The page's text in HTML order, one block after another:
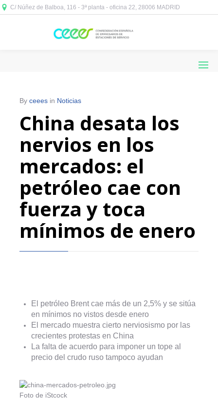
C/ Núñez de Balboa, 116 - 3ª planta - oficina 22, 28006 MADRID
By ceees in Noticias
China desata los
nervios en los
mercados: el
petróleo cae con
fuerza y toca
mínimos de enero
El petróleo Brent cae más de un 2,5% y se sitúa
en mínimos no vistos desde enero
El mercado muestra cierto nerviosismo por las
crecientes protestas en China
La falta de acuerdo para imponer un tope al
precio del crudo ruso tampoco ayudan
Foto de iStcock